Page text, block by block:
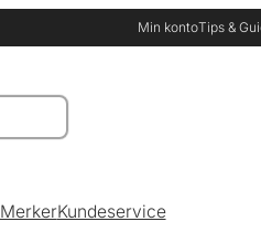
Min kontoTips &
MerkerKundeservice